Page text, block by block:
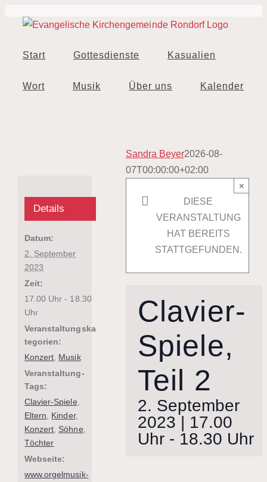
Inhalt
Start
Gottesdienste Kasualien
Wort Musik Über uns Kalender
Sandra Beyer2026-08-
07T00:00:00+02:00
DIESE
VERANSTALTUNG
HAT BEREITS
STATTGEFUNDEN.
×
Clavier-
Spiele,
Teil 2
2. September
2023 | 17.00
Uhr- 18.30 Uhr
Details
Datum:
2. September
2023
Zeit:
17.00 Uhr - 18.30
Uhr
Veranstaltungska
tegorien:
Konzert Musik
Veranstaltung-
Tags:
Clavier-Spiele
Eltern
Kinder,
Konzert Söhne
Töchter
Webseite:
www.orgelmusik-